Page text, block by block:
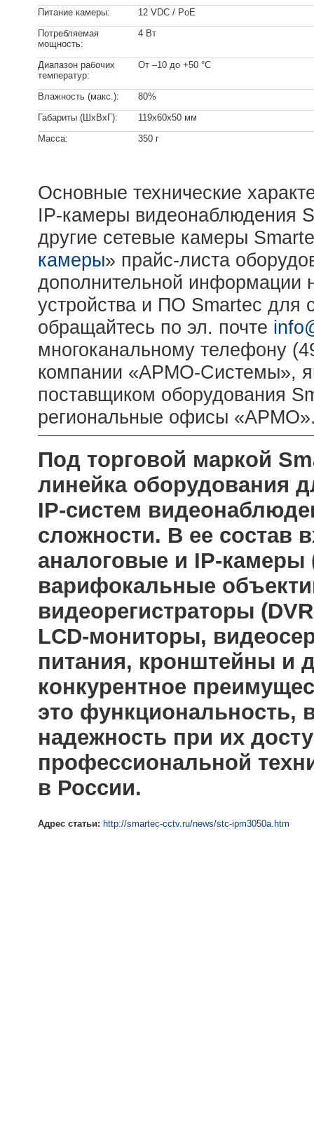
Питание камеры:
12 VDC / PoE
Потребляемая
мощность:
4 Вт
Диапазон рабочих
температур:
От –10 до +50 °C
Влажность (макс.):
80%
Габариты (ШхВхГ):
119х60х50 мм
Масса:
350 г
Основные технические
IP-камеры видеонаблюдения
другие сетевые камеры
камеры» прайс-листа
дополнительной информации
устройства и ПО Smartec для
обращайтесь по эл. почте
многоканальному телефону
компании «АРМО-Системы»,
поставщиком оборудования
региональные офисы
Под торговой маркой
линейка оборудования
IP-систем
сложности. В ее состав
аналоговые и IP-камеры
варифокальные
видеорегистраторы
LCD-мониторы,
питания, кронштейны и
конкурентное
это функциональность,
надежность при их
профессиональной
в России.
Адрес статьи: http://smartec-cctv.ru/news/stc-ipm3050a.htm